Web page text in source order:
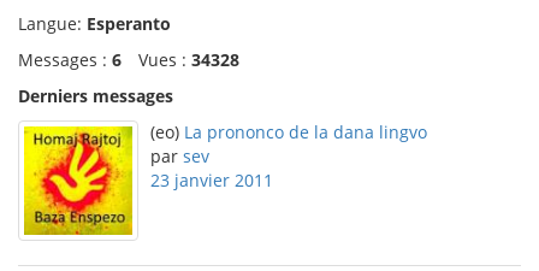
Langue: Esperanto
Messages : 6 Vues : 34328
Derniers messages
(eo) La prononco de la dana lingvo
par sev
23 janvier 2011